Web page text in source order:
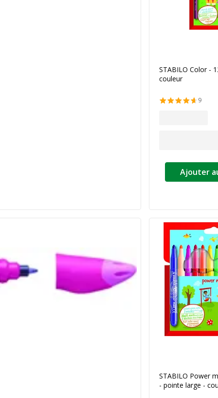
STABILO Color -
couleur
9
Ajouter
STABILO Power
- pointe large -